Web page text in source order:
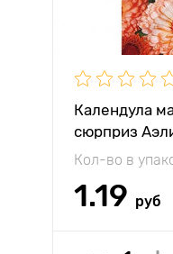
Календула
сюрприз
Кол-во в
1.19 руб